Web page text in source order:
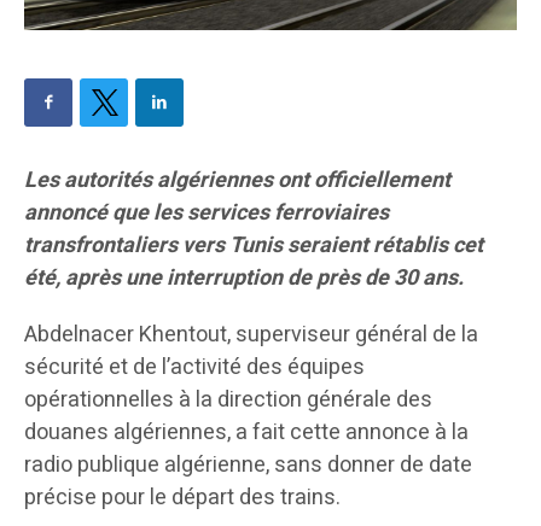
Les autorités algériennes ont officiellement
annoncé que les services ferroviaires
transfrontaliers vers Tunis seraient rétablis cet
été, après une interruption de près de 30 ans.
Abdelnacer Khentout, superviseur général de la
sécurité et de l’activité des équipes
opérationnelles à la direction générale des
douanes algériennes, a fait cette annonce à la
radio publique algérienne, sans donner de date
précise pour le départ des trains.